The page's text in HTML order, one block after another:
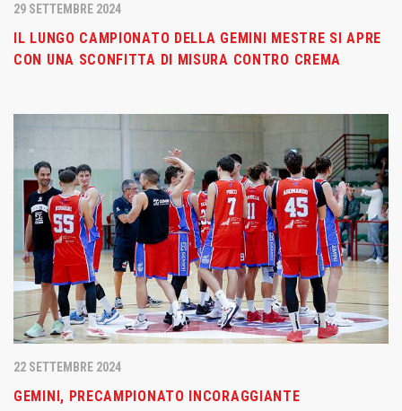
29 SETTEMBRE 2024
IL LUNGO CAMPIONATO DELLA GEMINI MESTRE SI APRE
CON UNA SCONFITTA DI MISURA CONTRO CREMA
22 SETTEMBRE 2024
GEMINI, PRECAMPIONATO INCORAGGIANTE